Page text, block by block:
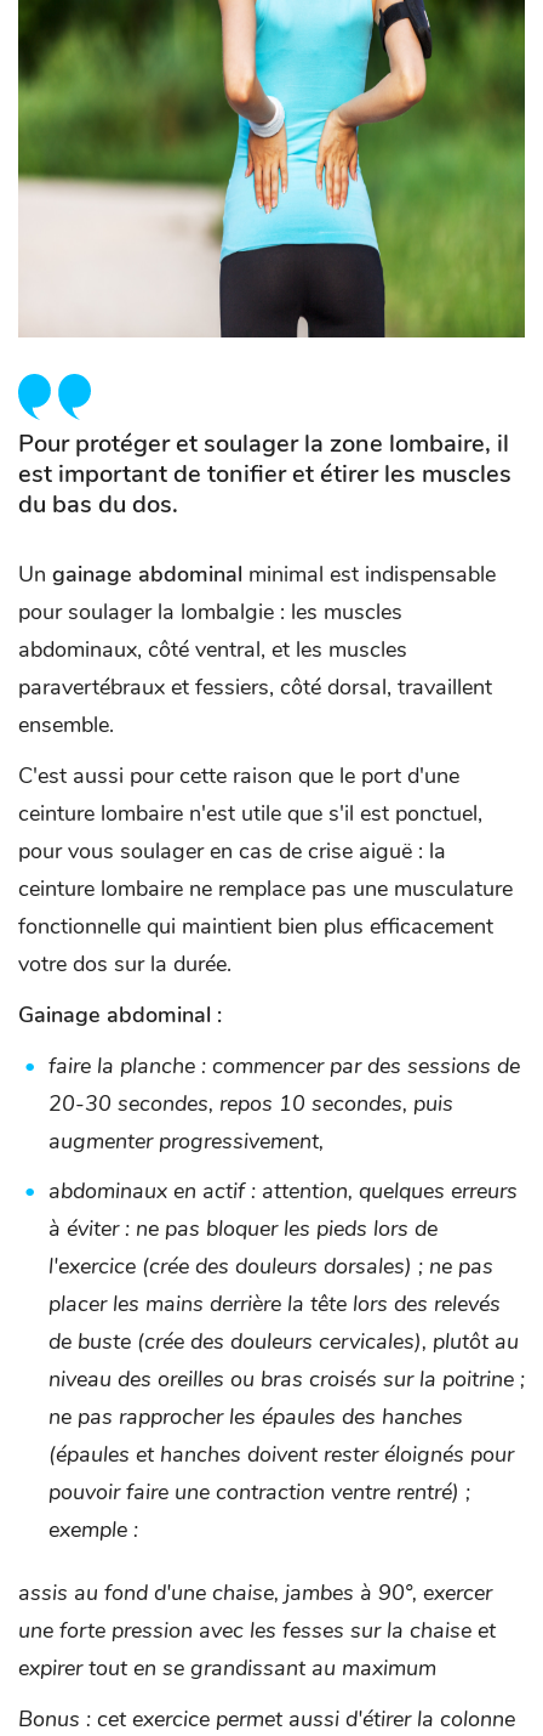
Pour protéger et soulager la zone lombaire, il
est important de tonifier et étirer les muscles
du bas du dos.
Un gainage abdominal minimal est indispensable
pour soulager la lombalgie : les muscles
abdominaux, côté ventral, et les muscles
paravertébraux et fessiers, côté dorsal, travaillent
ensemble.
C'est aussi pour cette raison que le port d'une
ceinture lombaire n'est utile que s'il est ponctuel,
pour vous soulager en cas de crise aiguë : la
ceinture lombaire ne remplace pas une musculature
fonctionnelle qui maintient bien plus efficacement
votre dos sur la durée.
Gainage abdominal :
faire la planche : commencer par des sessions de
20-30 secondes, repos 10 secondes, puis
augmenter progressivement,
abdominaux en actif : attention, quelques erreurs
à éviter : ne pas bloquer les pieds lors de
l'exercice (crée des douleurs dorsales) ; ne pas
placer les mains derrière la tête lors des relevés
de buste (crée des douleurs cervicales), plutôt au
niveau des oreilles ou bras croisés sur la poitrine ;
ne pas rapprocher les épaules des hanches
(épaules et hanches doivent rester éloignés pour
pouvoir faire une contraction ventre rentré) ;
exemple :
assis au fond d'une chaise, jambes à 90°, exercer
une forte pression avec les fesses sur la chaise et
expirer tout en se grandissant au maximum
Bonus : cet exercice permet aussi d'étirer la colonne